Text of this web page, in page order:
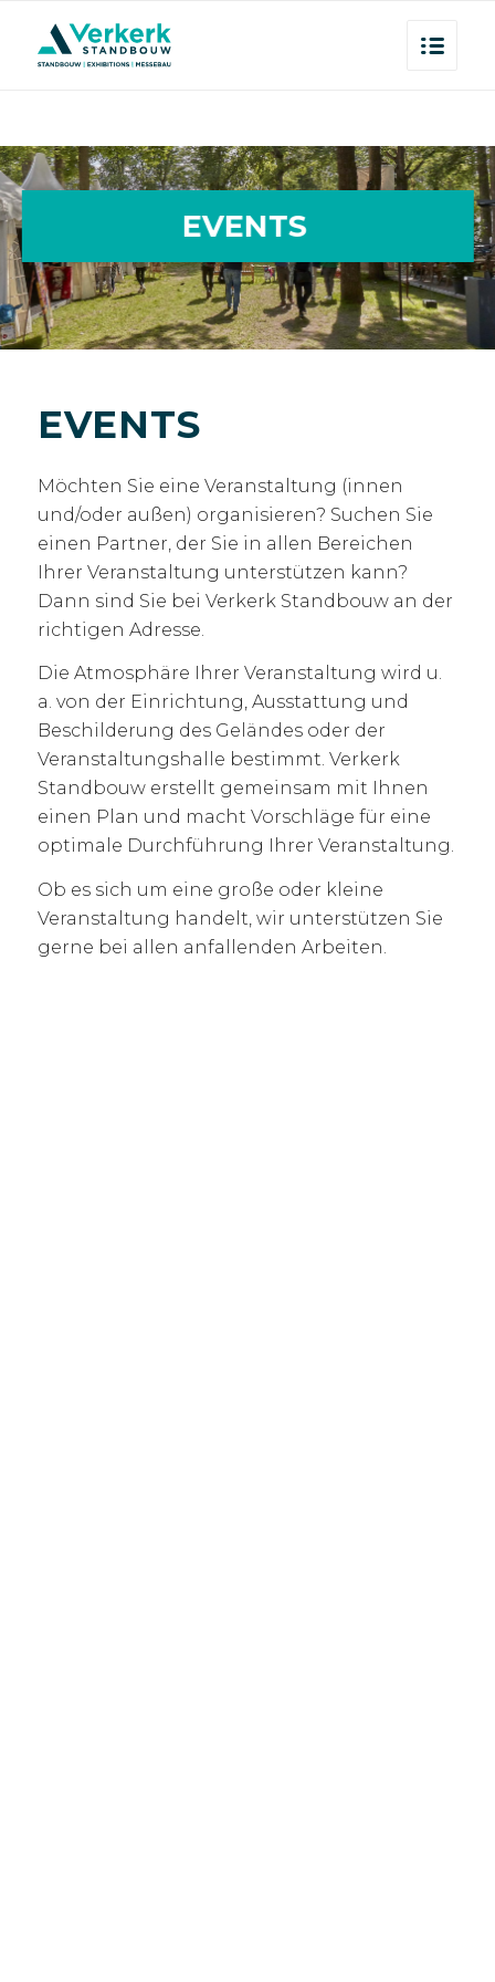
EVENTS
EVENTS
Möchten Sie eine Veranstaltung (innen
und/oder außen) organisieren? Suchen Sie
einen Partner, der Sie in allen Bereichen
Ihrer Veranstaltung unterstützen kann?
Dann sind Sie bei Verkerk Standbouw an der
richtigen Adresse.
Die Atmosphäre Ihrer Veranstaltung wird u.
a. von der Einrichtung, Ausstattung und
Beschilderung des Geländes oder der
Veranstaltungshalle bestimmt. Verkerk
Standbouw erstellt gemeinsam mit Ihnen
einen Plan und macht Vorschläge für eine
optimale Durchführung Ihrer Veranstaltung.
Ob es sich um eine große oder kleine
Veranstaltung handelt, wir unterstützen Sie
gerne bei allen anfallenden Arbeiten.